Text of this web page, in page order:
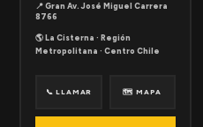
📍 Gran Av. José Miguel Carrera
8766
🌎 La Cisterna · Región
Metropolitana · Centro Chile
📞 LLAMAR 🗺 MAPA